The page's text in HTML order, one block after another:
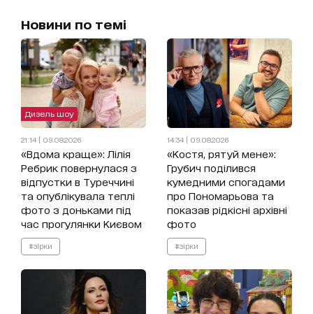
Новини по темі
Дизель шоу
21:14 | 09.08.2026
«Вдома краще»: Лілія
Ребрик повернулася з
відпустки в Туреччині
та опублікувала теплі
фото з доньками під
час прогулянки Києвом
#зірки
14:34 | 09.08.2026
«Костя, рятуй мене»:
Грубич поділився
кумедними спогадами
про Пономарьова та
показав рідкісні архівні
фото
#зірки